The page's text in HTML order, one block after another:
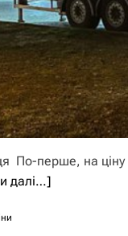
По-перше, на
далі…]